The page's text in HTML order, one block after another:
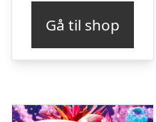
Gå til shop